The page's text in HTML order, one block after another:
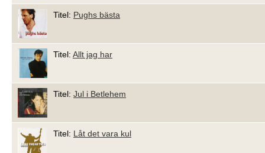
Titel: Pughs bästa
Titel: Allt jag har
Titel: Jul i Betlehem
Titel: Låt det vara kul